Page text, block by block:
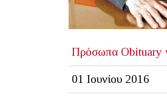
Πρόσωπα Obituary
01 Ιουνίου 2016